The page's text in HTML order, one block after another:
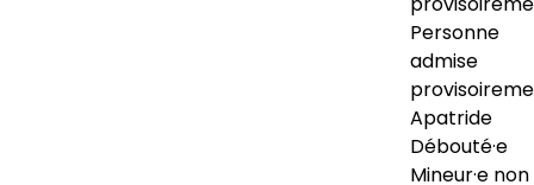
Personne
admise
Apatride
Débouté·e
Mineur·e non